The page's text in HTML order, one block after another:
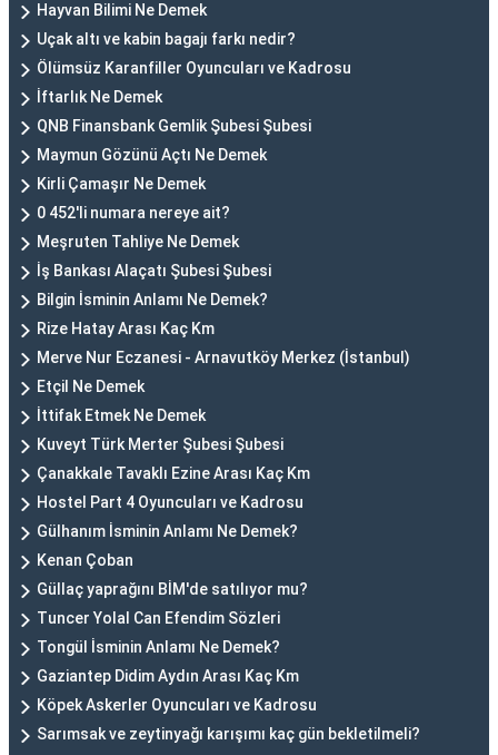
Hayvan Bilimi Ne Demek
Uçak altı ve kabin bagajı farkı nedir?
Ölümsüz Karanfiller Oyuncuları ve Kadrosu
İftarlık Ne Demek
QNB Finansbank Gemlik Şubesi Şubesi
Maymun Gözünü Açtı Ne Demek
Kirli Çamaşır Ne Demek
0 452'li numara nereye ait?
Meşruten Tahliye Ne Demek
İş Bankası Alaçatı Şubesi Şubesi
Bilgin İsminin Anlamı Ne Demek?
Rize Hatay Arası Kaç Km
Merve Nur Eczanesi - Arnavutköy Merkez (İstanbul)
Etçil Ne Demek
İttifak Etmek Ne Demek
Kuveyt Türk Merter Şubesi Şubesi
Çanakkale Tavaklı Ezine Arası Kaç Km
Hostel Part 4 Oyuncuları ve Kadrosu
Gülhanım İsminin Anlamı Ne Demek?
Kenan Çoban
Güllaç yaprağını BİM'de satılıyor mu?
Tuncer Yolal Can Efendim Sözleri
Tongül İsminin Anlamı Ne Demek?
Gaziantep Didim Aydın Arası Kaç Km
Köpek Askerler Oyuncuları ve Kadrosu
Sarımsak ve zeytinyağı karışımı kaç gün bekletilmeli?